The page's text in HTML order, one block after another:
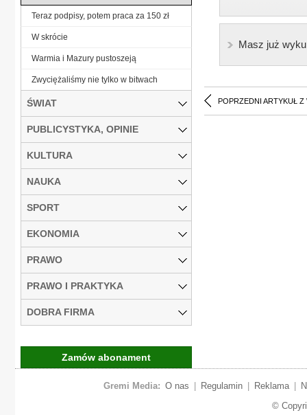
Masz już
POPRZEDNI ARTYKUŁ Z
Teraz podpisy, potem praca za 150 zł
W skrócie
Warmia i Mazury pustoszeją
Zwyciężaliśmy nie tylko w bitwach
ŚWIAT
PUBLICYSTYKA, OPINIE
KULTURA
NAUKA
SPORT
EKONOMIA
PRAWO
PRAWO I PRAKTYKA
DOBRA FIRMA
Zamów abonament
Gremi Media: O nas Regulamin Reklama
©